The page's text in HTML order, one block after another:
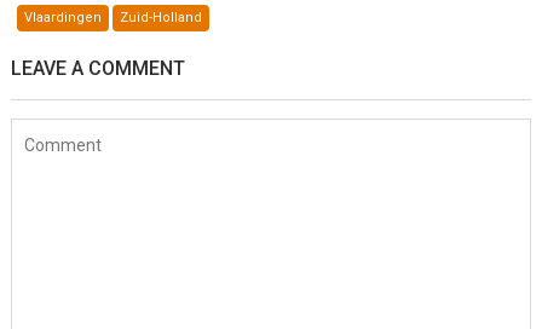
Vlaardingen Zuid-Holland
LEAVE A COMMENT